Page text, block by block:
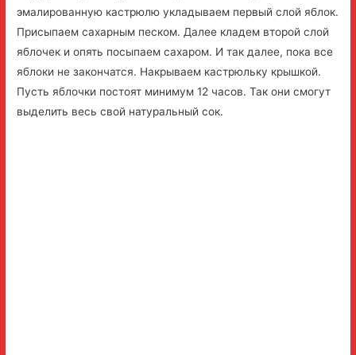
эмалированную кастрюлю укладываем первый слой яблок.
Присыпаем сахарным песком. Далее кладем второй слой
яблочек и опять посыпаем сахаром. И так далее, пока все
яблоки не закончатся. Накрываем кастрюльку крышкой.
Пусть яблочки постоят минимум 12 часов. Так они смогут
выделить весь свой натуральный сок.